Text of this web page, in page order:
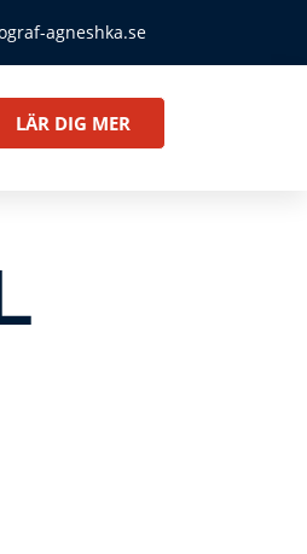
agneshka.se
LÄR DIG MER